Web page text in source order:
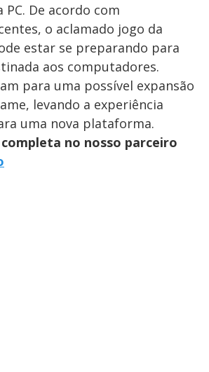
De acordo com
o aclamado jogo da
estar se preparando para
aos computadores.
para uma possível expansão
levando a experiência
uma nova plataforma.
no nosso parceiro